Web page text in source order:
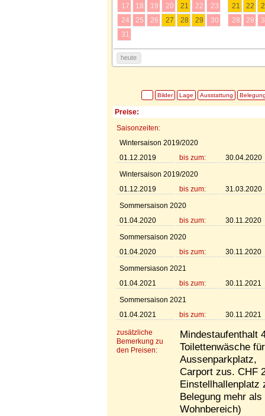
17 18 19 20 21 22
23
24
25 26 27 28 29
30
31
21 22
28
29
heute
Bilder Lage Ausstattung
Preise:
Saisonzeiten:
Wintersaison 2019/2020
01.12.2019
bis zum:
30.04.2020
Wintersaison 2019/2020
01.12.2019
bis zum:
31.03.2020
Sommersaison 2020
01.04.2020
bis zum:
30.11.2020
Sommersaison 2020
01.04.2020
bis zum:
30.11.2020
Sommersiason 2021
01.04.2021
bis zum:
30.11.2021
Sommersaison 2021
01.04.2021
bis zum: 30.11.2021
zusätzliche
Bemerkung zu
den Preisen:
Mindestaufenthalt
Toilettenwäsche
Aussenparkplatz,
Carport zus. CHF
Einstellhallenplatz
Belegung mehr
Wohnbereich)